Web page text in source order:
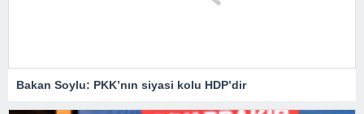
Bakan Soylu: PKK’nın siyasi kolu HDP’dir